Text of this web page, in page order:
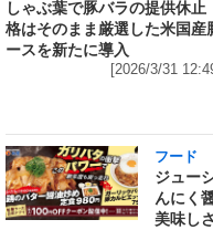
しゃぶ葉で豚バラの提供休
格はそのまま厳選した米国産
ースを新たに導入
[2026/3/31
フード
ジュー
んにく
美味し